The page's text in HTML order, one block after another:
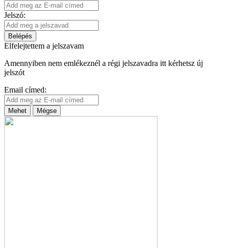
Jelszó:
Belépés
Elfelejtettem a jelszavam
Amennyiben nem emlékeznél a régi jelszavadra itt kérhetsz új
jelszót
Email címed:
Mehet Mégse